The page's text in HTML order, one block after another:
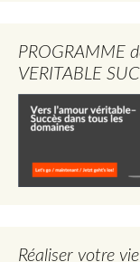
PROGRAMME
VERITABLE
Réaliser votre